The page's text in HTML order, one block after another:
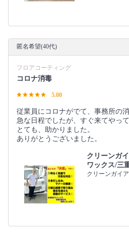
匿名希望(40代)
フロアコーティング
コロナ消毒
5.00
従業員にコロナがでて、事務所の
急な日程でしたが、すぐ来てやって
とても、助かりました。
ありがとうございました。
クリーンガ
ワックス/三
クリーンガイ